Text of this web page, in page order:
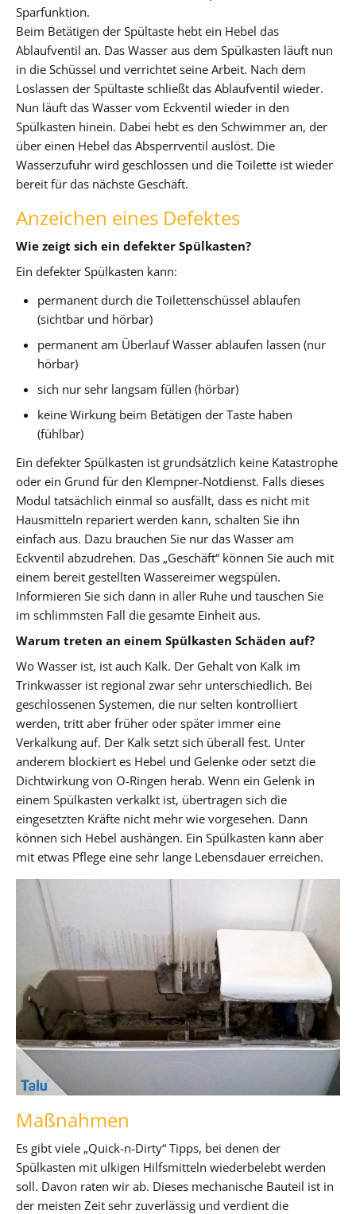
Sparfunktion.
Beim Betätigen der Spültaste hebt ein Hebel das
Ablaufventil an. Das Wasser aus dem Spülkasten läuft nun
in die Schüssel und verrichtet seine Arbeit. Nach dem
Loslassen der Spültaste schließt das Ablaufventil wieder.
Nun läuft das Wasser vom Eckventil wieder in den
Spülkasten hinein. Dabei hebt es den Schwimmer an, der
über einen Hebel das Absperrventil auslöst. Die
Wasserzufuhr wird geschlossen und die Toilette ist wieder
bereit für das nächste Geschäft.
Anzeichen eines Defektes
Wie zeigt sich ein defekter Spülkasten?
Ein defekter Spülkasten kann:
permanent durch die Toilettenschüssel ablaufen
(sichtbar und hörbar)
permanent am Überlauf Wasser ablaufen lassen (nur
hörbar)
sich nur sehr langsam füllen (hörbar)
keine Wirkung beim Betätigen der Taste haben
(fühlbar)
Ein defekter Spülkasten ist grundsätzlich keine Katastrophe
oder ein Grund für den Klempner-Notdienst. Falls dieses
Modul tatsächlich einmal so ausfällt, dass es nicht mit
Hausmitteln repariert werden kann, schalten Sie ihn
einfach aus. Dazu brauchen Sie nur das Wasser am
Eckventil abzudrehen. Das „Geschäft“ können Sie auch mit
einem bereit gestellten Wassereimer wegspülen.
Informieren Sie sich dann in aller Ruhe und tauschen Sie
im schlimmsten Fall die gesamte Einheit aus.
Warum treten an einem Spülkasten Schäden auf?
Wo Wasser ist, ist auch Kalk. Der Gehalt von Kalk im
Trinkwasser ist regional zwar sehr unterschiedlich. Bei
geschlossenen Systemen, die nur selten kontrolliert
werden, tritt aber früher oder später immer eine
Verkalkung auf. Der Kalk setzt sich überall fest. Unter
anderem blockiert es Hebel und Gelenke oder setzt die
Dichtwirkung von O-Ringen herab. Wenn ein Gelenk in
einem Spülkasten verkalkt ist, übertragen sich die
eingesetzten Kräfte nicht mehr wie vorgesehen. Dann
können sich Hebel aushängen. Ein Spülkasten kann aber
mit etwas Pflege eine sehr lange Lebensdauer erreichen.
Maßnahmen
Es gibt viele „Quick-n-Dirty“ Tipps, bei denen der
Spülkasten mit ulkigen Hilfsmitteln wiederbelebt werden
soll. Davon raten wir ab. Dieses mechanische Bauteil ist in
der meisten Zeit sehr zuverlässig und verdient die